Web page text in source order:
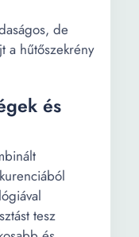
de
a hűtőszekrény
és
tesz